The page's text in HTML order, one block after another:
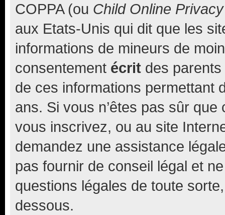
COPPA (ou Child Online
aux Etats-Unis qui dit que les
informations de mineurs de
consentement écrit des parents
de ces informations permettant
ans. Si vous n’êtes pas sûr
vous inscrivez, ou au site
demandez une assistance
pas fournir de conseil légal et
questions légales de toute
dessous.